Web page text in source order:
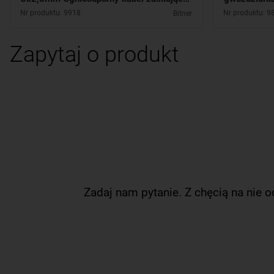
BITNER / B63896
Nr produktu: 9918 Bitner
gwoździ 15-
Nr produktu:
Zapytaj o produkt
Zadaj nam pytanie. Z chęcią na nie